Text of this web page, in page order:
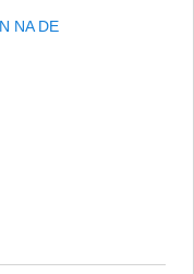
NA DE